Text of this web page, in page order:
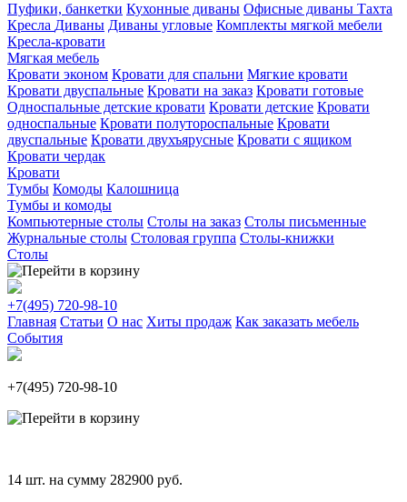
Пуфики, банкетки Кухонные диваны Офисные диваны Тахта
Кресла Диваны Диваны угловые Комплекты мягкой мебели
Кресла-кровати
Мягкая мебель
Кровати эконом Кровати для спальни Мягкие кровати
Кровати двуспальные Кровати на заказ Кровати готовые
Односпальные детские кровати Кровати детские Кровати
односпальные Кровати полутороспальные Кровати
двуспальные Кровати двухъярусные Кровати с ящиком
Кровати чердак
Кровати
Тумбы Комоды Калошница
Тумбы и комоды
Компьютерные столы Столы на заказ Столы письменные
Журнальные столы Столовая группа Столы-книжки
Столы
+7(495) 720-98-10
Главная Статьи О нас Хиты продаж Как заказать мебель
События
+7(495) 720-98-10
14 шт. на сумму 282900 руб.